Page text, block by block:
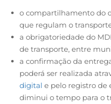
o compartilhamento do
que regulam o
a obrigatoriedade do
de transporte, entre
a confirmação da
poderá ser realizada
digital e pelo registro de
diminui o tempo para o